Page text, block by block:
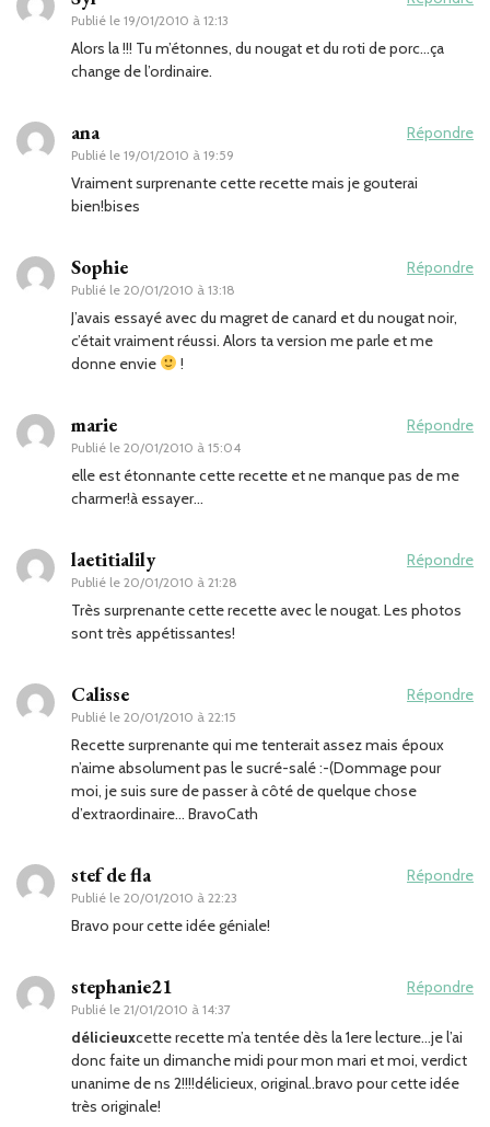
Publié le 19/01/2010 à 12:13
Alors la !!! Tu m’étonnes, du nougat et du roti de porc…ça
change de l’ordinaire.
ana
Publié le 19/01/2010 à 19:59
Répondre
Vraiment surprenante cette recette mais je gouterai
bien!bises
Sophie
Publié le 20/01/2010 à 13:18
Répondre
J’avais essayé avec du magret de canard et du nougat noir,
c’était vraiment réussi. Alors ta version me parle et me
donne envie
!
marie
Publié le 20/01/2010 à 15:04
Répondre
elle est étonnante cette recette et ne manque pas de me
charmer!à essayer…
laetitialily
Publié le 20/01/2010 à 21:28
Répondre
Très surprenante cette recette avec le nougat. Les photos
sont très appétissantes!
Calisse
Publié le 20/01/2010 à 22:15
Répondre
Recette surprenante qui me tenterait assez mais époux
n’aime absolument pas le sucré-salé :-(Dommage pour
moi, je suis sure de passer à côté de quelque chose
d’extraordinaire… BravoCath
stef de fla
Publié le 20/01/2010 à 22:23
Répondre
Bravo pour cette idée géniale!
stephanie21
Publié le 21/01/2010 à 14:37
Répondre
délicieuxcette recette m’a tentée dès la 1ere lecture…je l’ai
donc faite un dimanche midi pour mon mari et moi, verdict
unanime de ns 2!!!!délicieux, original..bravo pour cette idée
très originale!